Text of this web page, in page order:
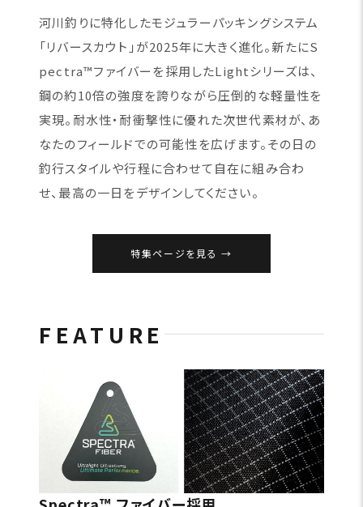
河川釣りに特化したモジュラーパッキングシステム
「リバースカウト」が2025年に大きく進化。新たにS
pectra™ファイバーを採用したLightシリーズは、
鋼の約10倍の強度を誇りながら圧倒的な軽量性を
実現。耐水性・耐衝撃性に優れた次世代素材が、あ
なたのフィールドでの可能性を広げます。その日の
釣行スタイルや行程に合わせて自在に組み合わ
せ、最高の一日をデザインしてください。
特集ページを見る
FEATURE